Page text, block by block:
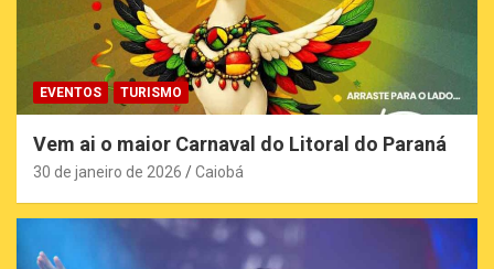
EVENTOS TURISMO
Vem ai o maior Carnaval do Litoral do Paraná
30 de janeiro de 2026 Caiobá